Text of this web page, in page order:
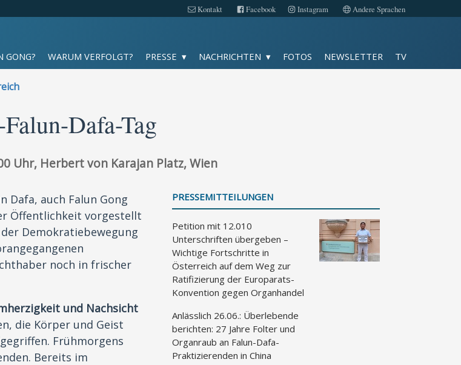
Kontakt Facebook Instagram Andere Sprachen
GONG? WARUM VERFOLGT? PRESSE NACHRICHTEN FOTOS NEWSLETTER TV
Fotos
Impressum
Datenschutz
Andere Sprachen
Dafa-Tag
Uhr, Herbert von Karajan Platz, Wien
Dafa, auch Falun Gong
Öffentlichkeit vorgestellt
Demokratiebewegung
noch in frischer
und Nachsicht
die Körper und Geist
Frühmorgens
Bereits im
PRESSEMITTEILUNGEN
Petition mit 12.010
Unterschriften übergeben –
Wichtige Fortschritte in
Österreich auf dem Weg zur
Ratifizierung der Europarats-
Konvention gegen Organhandel
Anlässlich 26.06.: Überlebende
berichten: 27 Jahre Folter und
Organraub an Falun-Dafa-
Praktizierenden in China